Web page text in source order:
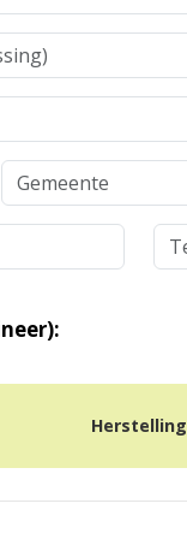
Herstelling